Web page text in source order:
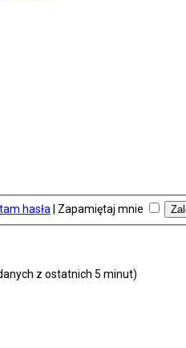
hasła Zapamiętaj mnie
z ostatnich 5 minut)